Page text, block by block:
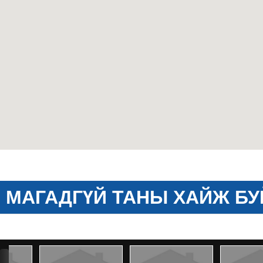
МАГАДГҮЙ ТАНЫ ХАЙЖ